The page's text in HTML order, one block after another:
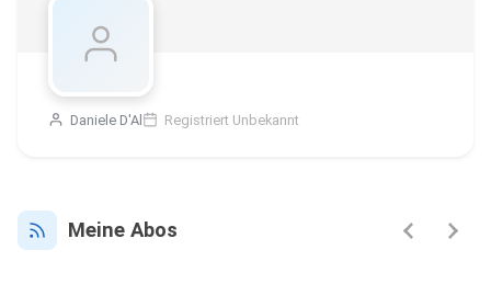
Daniele D'Al Registriert Unbekannt
Meine Abos